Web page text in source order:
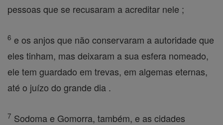
pessoas que se recusaram a acreditar nele ;
6 e os anjos que não conservaram a autoridade que
eles tinham, mas deixaram a sua esfera nomeado,
ele tem guardado em trevas, em algemas eternas,
até o juízo do grande dia .
7 Sodoma e Gomorra, também, e as cidades